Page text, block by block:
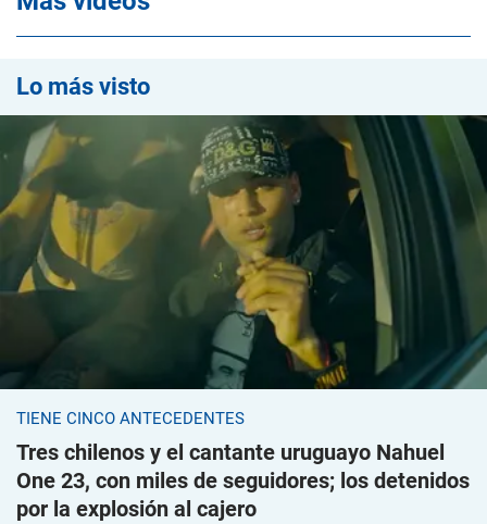
Lo más visto
TIENE CINCO ANTECEDENTES
Tres chilenos y el cantante uruguayo Nahuel
One 23, con miles de seguidores; los detenidos
por la explosión al cajero